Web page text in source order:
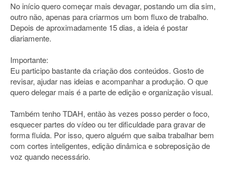
No início quero começar mais devagar, postando um dia sim,
outro não, apenas para criarmos um bom fluxo de trabalho.
Depois de aproximadamente 15 dias, a ideia é postar
diariamente.
Importante:
Eu participo bastante da criação dos conteúdos. Gosto de
revisar, ajudar nas ideias e acompanhar a produção. O que
quero delegar mais é a parte de edição e organização visual.
Também tenho TDAH, então às vezes posso perder o foco,
esquecer partes do vídeo ou ter dificuldade para gravar de
forma fluida. Por isso, quero alguém que saiba trabalhar bem
com cortes inteligentes, edição dinâmica e sobreposição de
voz quando necessário.